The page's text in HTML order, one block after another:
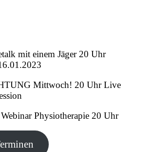
mit einem Jäger 20 Uhr
Mittwoch! 20 Uhr Live
Physiotherapie 20 Uhr